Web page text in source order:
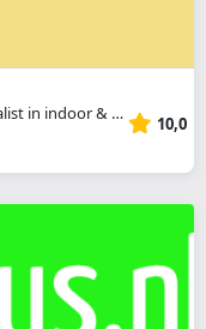
Hondenpleintje.nl | Dé specialist in indoor & outdoor honden artikelen 🐶
10,0